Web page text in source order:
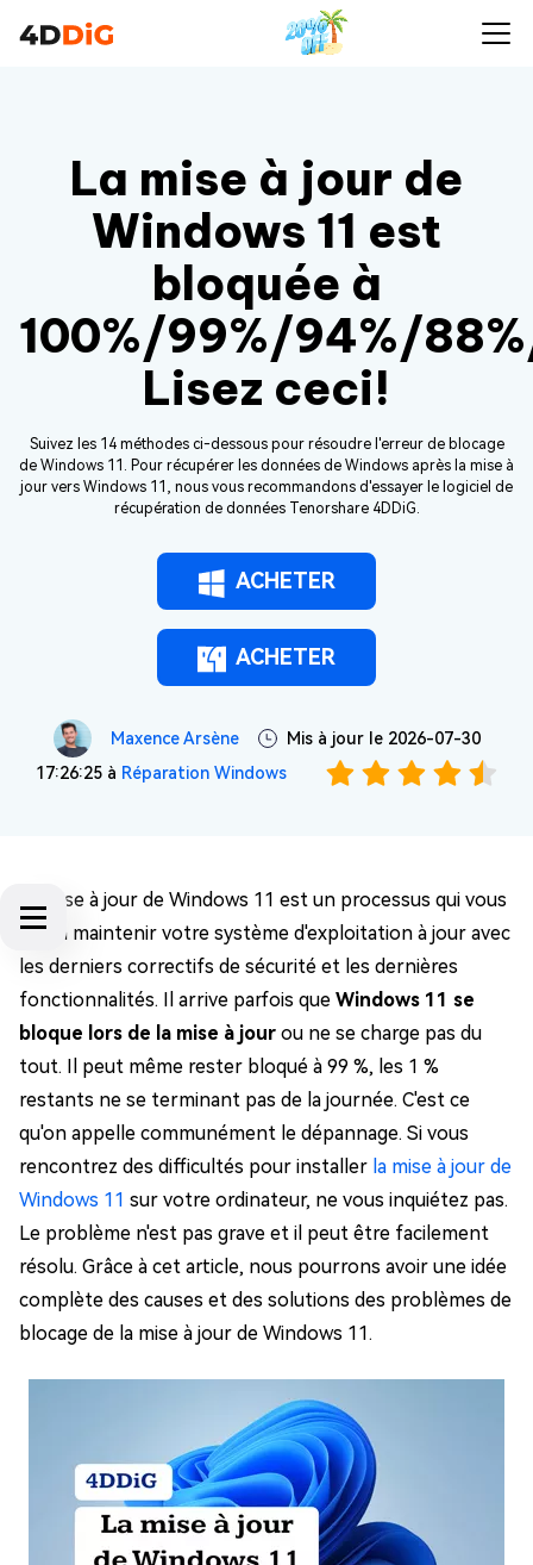
La mise à jour de
Windows 11 est
bloquée à
100%/99%/94%/
Lisez ceci!
Suivez les 14 méthodes ci-dessous pour résoudre l'erreur de blocage
de Windows 11. Pour récupérer les données de Windows après la mise à
jour vers Windows 11, nous vous recommandons d'essayer le logiciel de
récupération de données Tenorshare 4DDiG.
ACHETER
ACHETER
Maxence Arsène
Mis à jour le 2026-07-30
17:26:25 à Réparation Windows
La mise à jour de Windows 11 est un processus qui vous
aide à maintenir votre système d'exploitation à jour avec
les derniers correctifs de sécurité et les dernières
fonctionnalités. Il arrive parfois que Windows 11 se
bloque lors de la mise à jour ou ne se charge pas du
tout. Il peut même rester bloqué à 99 %, les 1 %
restants ne se terminant pas de la journée. C'est ce
qu'on appelle communément le dépannage. Si vous
rencontrez des difficultés pour installer la mise à jour de
Windows 11 sur votre ordinateur, ne vous inquiétez pas.
Le problème n'est pas grave et il peut être facilement
résolu. Grâce à cet article, nous pourrons avoir une idée
complète des causes et des solutions des problèmes de
blocage de la mise à jour de Windows 11.